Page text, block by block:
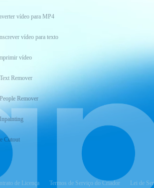
vídeo para MP4
vídeo para texto
vídeo
Remover
Remover
Cutout
de Licença Termos de Serviço do Criador Lei de